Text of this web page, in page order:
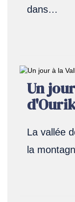
dans…
Un
La vallée
la